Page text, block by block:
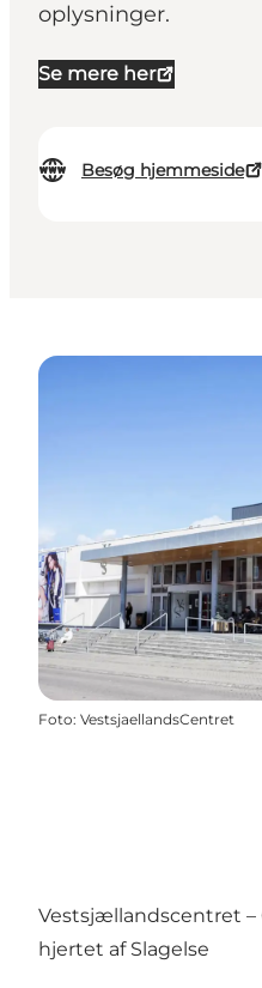
oplysninger.
Se mere her
Besøg hjemmeside
Foto: VestsjaellandsCentret
Vestsjællandscentret –
hjertet af Slagelse